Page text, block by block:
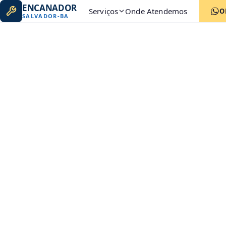
ENCANADOR
SALVADOR-BA Serviços Onde Atendemos